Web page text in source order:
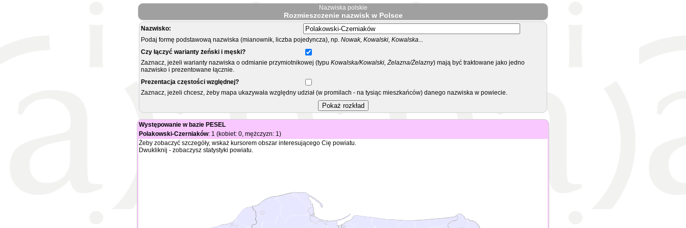
Nazwiska polskie
Rozmieszczenie nazwisk w Polsce
Nazwisko:
Podaj formę podstawową nazwiska (mianownik, liczba pojedyncza), np. Nowak, Kowalski, Kowalska...
Czy łączyć warianty żeński i męski?
Zaznacz, jeżeli warianty nazwiska o odmianie przymiotnikowej (typu Kowalska/Kowalski, Żelazna/Żelazny) mają być traktowane jako jedno
nazwisko i prezentowane łącznie.
Prezentacja częstości względnej?
Zaznacz, jeżeli chcesz, żeby mapa ukazywała względny udział (w promilach - na tysiąc mieszkańców) danego nazwiska w powiecie.
Występowanie w bazie PESEL
Polakowski-Czerniaków: 1 (kobiet: 0, mężczyzn: 1)
Żeby zobaczyć szczegóły, wskaż kursorem obszar interesującego Cię powiatu.
Dwukliknij - zobaczysz statystyki powiatu.